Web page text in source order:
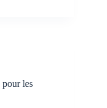
les